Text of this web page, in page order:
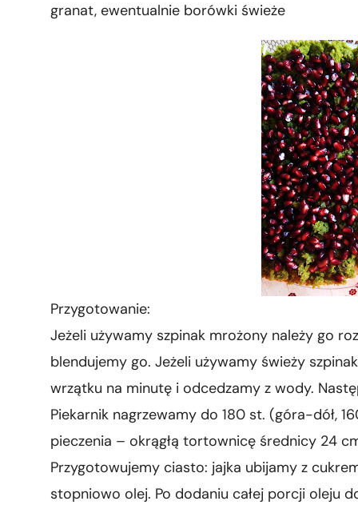
granat, ewentualnie borówki świeże
Przygotowanie:
Jeżeli używamy szpinak mrożony należy go
blendujemy go. Jeżeli używamy świeży
wrzątku na minutę i odcedzamy z wody.
Piekarnik nagrzewamy do 180 st. (góra-dół,
pieczenia – okrągłą tortownicę średnicy 24
Przygotowujemy ciasto: jajka ubijamy z
stopniowo olej. Po dodaniu całej porcji oleju